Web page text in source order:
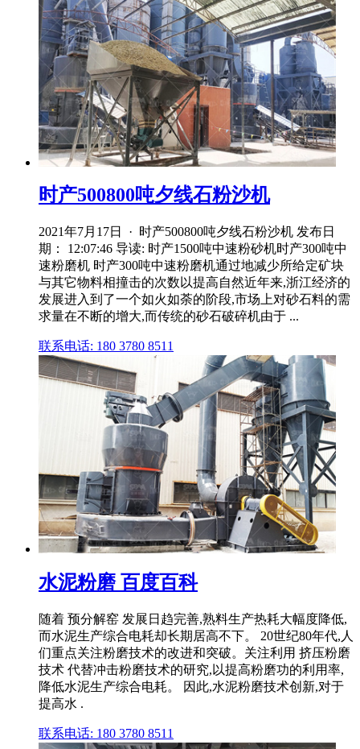
时产500800吨夕线石粉沙机
2021年7月17日 · 时产500800吨夕线石粉沙机 发布日
期： 12:07:46 导读: 时产1500吨中速粉砂机时产300吨中
速粉磨机 时产300吨中速粉磨机通过地减少所给定矿块
与其它物料相撞击的次数以提高自然近年来,浙江经济的
发展进入到了一个如火如荼的阶段,市场上对砂石料的需
求量在不断的增大,而传统的砂石破碎机由于 ...
联系电话: 180 3780 8511
水泥粉磨 百度百科
随着 预分解窑 发展日趋完善,熟料生产热耗大幅度降低,
而水泥生产综合电耗却长期居高不下。 20世纪80年代,人
们重点关注粉磨技术的改进和突破。关注利用 挤压粉磨
技术 代替冲击粉磨技术的研究,以提高粉磨功的利用率,
降低水泥生产综合电耗。 因此,水泥粉磨技术创新,对于
提高水 .
联系电话: 180 3780 8511